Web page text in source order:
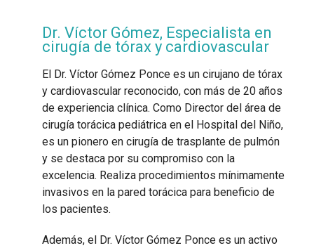
Dr. Víctor Gómez, Especialista en
cirugía de tórax y cardiovascular
El Dr. Víctor Gómez Ponce es un cirujano de tórax
y cardiovascular reconocido, con más de 20 años
de experiencia clínica. Como Director del área de
cirugía torácica pediátrica en el Hospital del Niño,
es un pionero en cirugía de trasplante de pulmón
y se destaca por su compromiso con la
excelencia. Realiza procedimientos mínimamente
invasivos en la pared torácica para beneficio de
los pacientes.
Además, el Dr. Víctor Gómez Ponce es un activo